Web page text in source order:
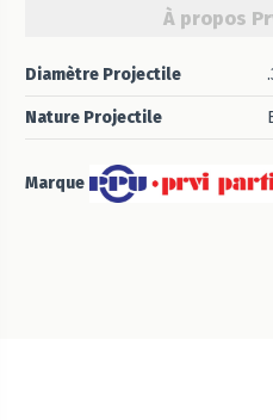
À propos
Diamètre Projectile
Nature Projectile
Marque